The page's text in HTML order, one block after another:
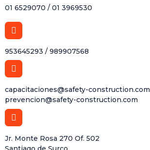
01 6529070 / 01 3969530
953645293 / 989907568
capacitaciones@safety-construction.com
prevencion@safety-construction.com
Jr. Monte Rosa 270 Of. 502